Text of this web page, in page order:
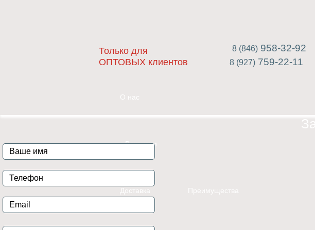
Только для
ОПТОВЫХ клиентов
8 (846) 958-32-92
8 (927) 759-22-11
О нас
Вакансии
Доставка Преимущества